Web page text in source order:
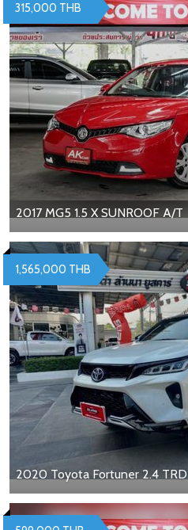
2017 MG5 1.5 X SUNROOF A/T
315,000 THB
2020 Toyota Fortuner 2.4 TRD
1,565,000 THB